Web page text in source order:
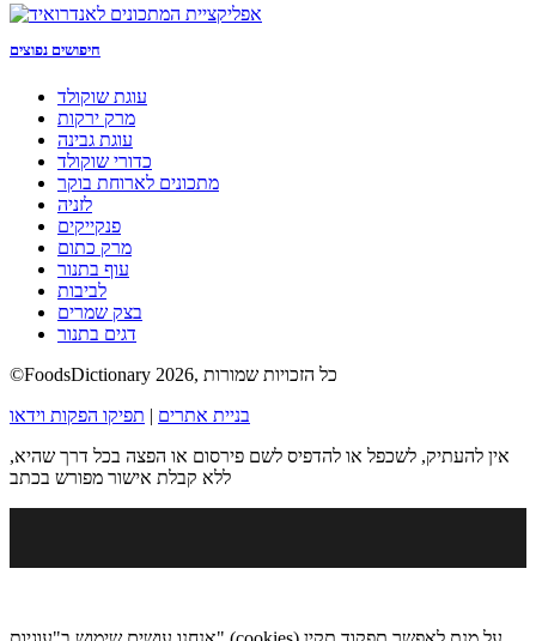
חיפושים נפוצים
עוגת שוקולד
מרק ירקות
עוגת גבינה
כדורי שוקולד
מתכונים לארוחת בוקר
לזניה
פנקייקים
מרק כתום
עוף בתנור
לביבות
בצק שמרים
דגים בתנור
©FoodsDictionary 2026, כל הזכויות שמורות
בניית אתרים | תפיקו הפקות וידאו
אין להעתיק, לשכפל או להדפיס לשם פירסום או הפצה בכל דרך שהיא,
ללא קבלת אישור מפורש בכתב